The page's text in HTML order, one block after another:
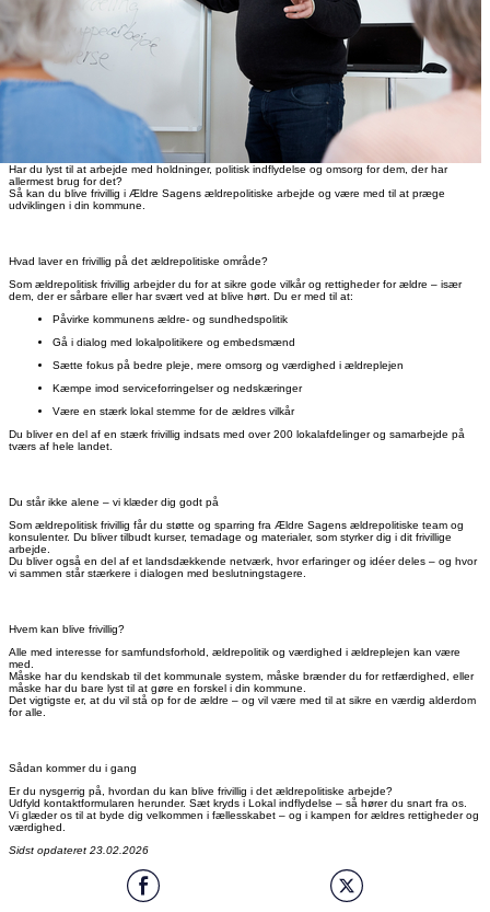
Har du lyst til at arbejde med holdninger, politisk indflydelse og omsorg for dem, der har
allermest brug for det?
Så kan du blive frivillig i Ældre Sagens ældrepolitiske arbejde og være med til at præge
udviklingen i din kommune.
Hvad laver en frivillig på det ældrepolitiske område?
Som ældrepolitisk frivillig arbejder du for at sikre gode vilkår og rettigheder for ældre – især
dem, der er sårbare eller har svært ved at blive hørt. Du er med til at:
Påvirke kommunens ældre- og sundhedspolitik
Gå i dialog med lokalpolitikere og embedsmænd
Sætte fokus på bedre pleje, mere omsorg og værdighed i ældreplejen
Kæmpe imod serviceforringelser og nedskæringer
Være en stærk lokal stemme for de ældres vilkår
Du bliver en del af en stærk frivillig indsats med over 200 lokalafdelinger og samarbejde på
tværs af hele landet.
Du står ikke alene – vi klæder dig godt på
Som ældrepolitisk frivillig får du støtte og sparring fra Ældre Sagens ældrepolitiske team og
konsulenter. Du bliver tilbudt kurser, temadage og materialer, som styrker dig i dit frivillige
arbejde.
Du bliver også en del af et landsdækkende netværk, hvor erfaringer og idéer deles – og hvor
vi sammen står stærkere i dialogen med beslutningstagere.
Hvem kan blive frivillig?
Alle med interesse for samfundsforhold, ældrepolitik og værdighed i ældreplejen kan være
med.
Måske har du kendskab til det kommunale system, måske brænder du for retfærdighed, eller
måske har du bare lyst til at gøre en forskel i din kommune.
Det vigtigste er, at du vil stå op for de ældre – og vil være med til at sikre en værdig alderdom
for alle.
Sådan kommer du i gang
Er du nysgerrig på, hvordan du kan blive frivillig i det ældrepolitiske arbejde?
Udfyld kontaktformularen herunder. Sæt kryds i Lokal indflydelse – så hører du snart fra os.
Vi glæder os til at byde dig velkommen i fællesskabet – og i kampen for ældres rettigheder og
værdighed.
Sidst opdateret 23.02.2026